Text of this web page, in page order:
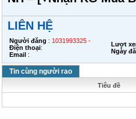
LIÊN HỆ
Người đăng : 1031993325 -
Điện thoại:
Email :
Lượt
Ngày
Tin cùng người rao
Tiêu đề